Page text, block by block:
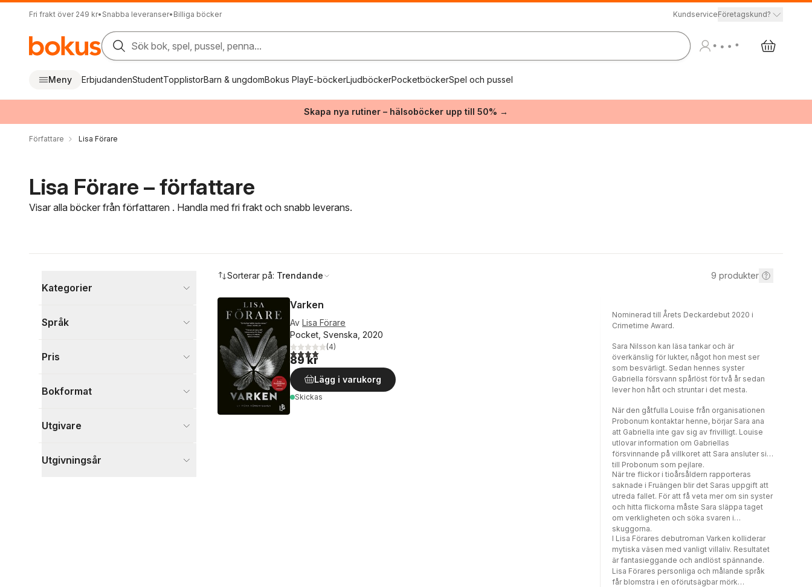
Fri frakt över 249 kr• Snabba leveranser• Billiga böcker KundserviceFöretagskund?
Sök bok, spel, pussel, penna...
Meny ErbjudandenStudentTopplistorBarn & ungdomBokus PlayE-böckerLjudböckerPocketböckerSpel och pussel
Skapa nya rutiner – hälsoböcker upp till 50% →
Författare Lisa Förare
Lisa Förare – författare
Visar alla böcker från författaren . Handla med fri frakt och snabb leverans.
Kategorier
Skönlitteratur
1
Språk
Pris
Bokformat
Utgivare
Utgivningsår
Sorterar på: Trendande 9 produkter
Varken
Av Lisa Förare
Pocket, Svenska, 2020
4,0utav 5 stjärnor. Totalt antal röster:
(4)
89 kr
Lägg i varukorg
Skickas
Nominerad till Årets Deckardebut 2020 i
Crimetime Award.
Sara Nilsson kan läsa tankar och är
överkänslig för lukter, något hon mest ser
som besvärligt. Sedan hennes syster
Gabriella försvann spårlöst för två år sedan
lever hon hårt och struntar i det mesta.
När den gåtfulla Louise från organisationen
Probonum kontaktar henne, börjar Sara ana
att Gabriella inte gav sig av frivilligt. Louise
utlovar information om Gabriellas
försvinnande på villkoret att Sara ansluter sig
till Probonum som pejlare.
När tre flickor i tioårsåldern rapporteras
saknade i Fruängen blir det Saras uppgift att
utreda fallet. För att få veta mer om sin syster
och hitta flickorna måste Sara släppa taget
om verkligheten och söka svaren i
skuggorna.
I Lisa Förares debutroman Varken kolliderar
mytiska väsen med vanligt villaliv. Resultatet
är fantasieggande och andlöst spännande.
Lisa Förares personliga och målande språk
får blomstra i en oförutsägbar mörk